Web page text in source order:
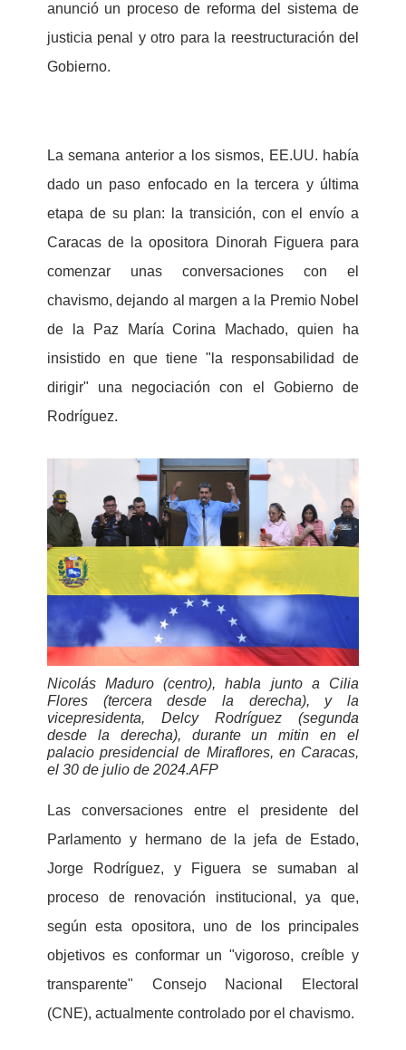
anunció un proceso de reforma del sistema de
justicia penal y otro para la reestructuración del
Gobierno.
La semana anterior a los sismos, EE.UU. había
dado un paso enfocado en la tercera y última
etapa de su plan: la transición, con el envío a
Caracas de la opositora Dinorah Figuera para
comenzar unas conversaciones con el
chavismo, dejando al margen a la Premio Nobel
de la Paz María Corina Machado, quien ha
insistido en que tiene "la responsabilidad de
dirigir" una negociación con el Gobierno de
Rodríguez.
Nicolás Maduro (centro), habla junto a Cilia
Flores (tercera desde la derecha), y la
vicepresidenta, Delcy Rodríguez (segunda
desde la derecha), durante un mitin en el
palacio presidencial de Miraflores, en Caracas,
el 30 de julio de 2024.AFP
Las conversaciones entre el presidente del
Parlamento y hermano de la jefa de Estado,
Jorge Rodríguez, y Figuera se sumaban al
proceso de renovación institucional, ya que,
según esta opositora, uno de los principales
objetivos es conformar un "vigoroso, creíble y
transparente" Consejo Nacional Electoral
(CNE), actualmente controlado por el chavismo.